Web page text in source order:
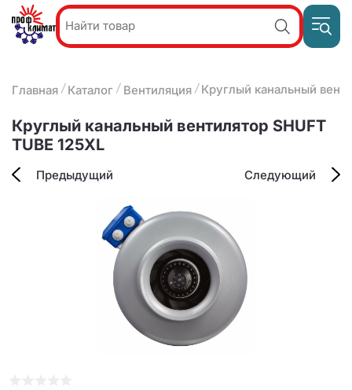
Акции и
О компании
Наши услуги
8
25-
Главная Каталог Вентиляция Круглый канальный
Круглый канальный вентилятор SHUFT
TUBE 125XL
Предыдущий Следующий